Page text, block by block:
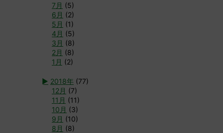
7月 (5)
6月 (2)
5月 (1)
4月 (5)
3月 (8)
2月 (8)
1月 (2)
► 2018年 (77)
12月 (7)
11月 (11)
10月 (3)
9月 (10)
8月 (8)